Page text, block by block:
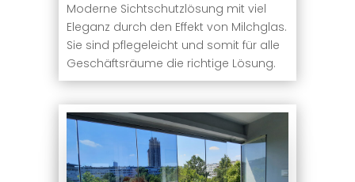
Moderne Sichtschutzlösung mit viel
Eleganz durch den Effekt von Milchglas.
Sie sind pflegeleicht und somit für alle
Geschäftsräume die richtige Lösung.